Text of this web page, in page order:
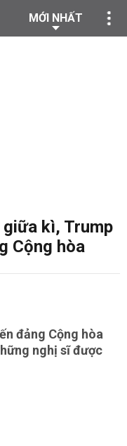
MỚI NHẤT
kì, Trump
Cộng hòa
đảng Cộng hòa
nghị sĩ được